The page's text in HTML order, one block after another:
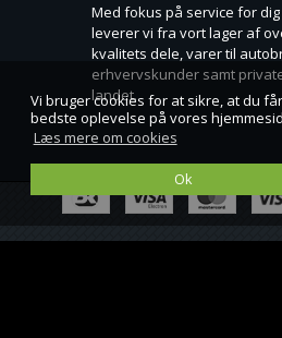
Vi bruger cookies for at sikre, at du
bedste oplevelse på vores
Læs mere om cookies
Ok
Med fokus på service for
leverer vi fra vort lager af
kvalitets dele, varer til
erhvervskunder samt
landet.